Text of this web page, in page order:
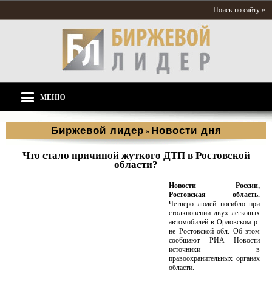
Поиск по сайту »
МЕНЮ
Биржевой лидер » Новости дня
Что стало причиной жуткого ДТП в Ростовской
области?
Новости России,
Ростовская область.
Четверо людей погибло при
столкновении двух легковых
автомобилей в Орловском р-
не Ростовской обл. Об этом
сообщают РИА Новости
источники в
правоохранительных органах
области.